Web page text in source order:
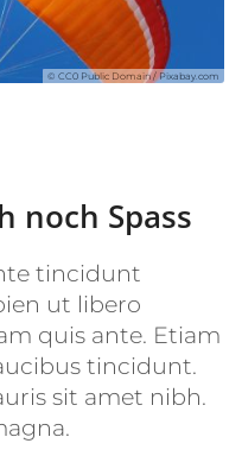
© CC0 Public Domain / Pixabay.com
noch Spass
tincidunt
ut libero
quis ante. Etiam
tincidunt.
sit amet nibh.